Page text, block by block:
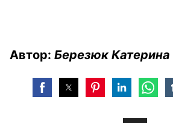
Автор: Березюк Катерина